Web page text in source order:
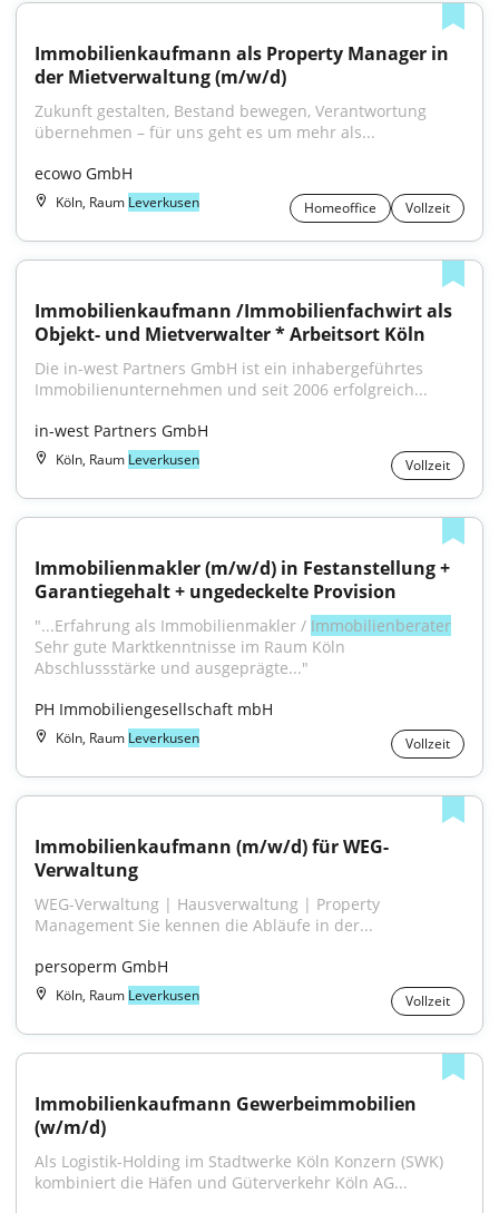
Immobilienkaufmann als Property Manager in
der Mietverwaltung (m/w/d)
Zukunft gestalten, Bestand bewegen, Verantwortung
übernehmen – für uns geht es um mehr als...
ecowo GmbH
Köln, Raum Leverkusen Homeoffice Vollzeit
Immobilienkaufmann /Immobilienfachwirt als
Objekt- und Mietverwalter * Arbeitsort Köln
Die in-west Partners GmbH ist ein inhabergeführtes
Immobilienunternehmen und seit 2006 erfolgreich...
in-west Partners GmbH
Köln, Raum Leverkusen Vollzeit
Immobilienmakler (m/w/d) in Festanstellung +
Garantiegehalt + ungedeckelte Provision
"...Erfahrung als Immobilienmakler / Immobilienberater
Sehr gute Marktkenntnisse im Raum Köln
Abschlussstärke und ausgeprägte..."
PH Immobiliengesellschaft mbH
Köln, Raum Leverkusen Vollzeit
Immobilienkaufmann (m/w/d) für WEG-
Verwaltung
WEG-Verwaltung | Hausverwaltung | Property
Management Sie kennen die Abläufe in der...
persoperm GmbH
Köln, Raum Leverkusen Vollzeit
Immobilienkaufmann Gewerbeimmobilien
(w/m/d)
Als Logistik-Holding im Stadtwerke Köln Konzern (SWK)
kombiniert die Häfen und Güterverkehr Köln AG...